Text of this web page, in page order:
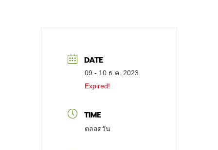
DATE
09 - 10 ธ.ค. 2023
Expired!
TIME
ตลอดวัน